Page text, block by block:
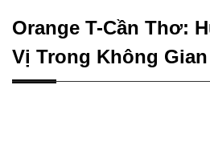
Orange T-Cần Thơ:
Vị Trong Không